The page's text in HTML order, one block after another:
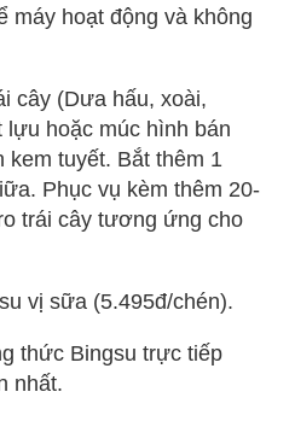
máy hoạt động và không
cây (Dưa hấu, xoài,
hoặc múc hình bán
kem tuyết. Bắt thêm 1
Phục vụ kèm thêm 20-
trái cây tương ứng cho
vị sữa (5.495đ/chén).
thức Bingsu trực tiếp
nhất.